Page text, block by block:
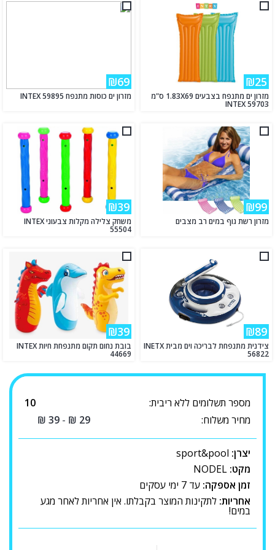
₪25
מזרון ים מתנפח בצבעים 1.83X69 ס"מ
INTEX 59703
₪69
מזרון ים כוסות מתנפח INTEX 59895
₪99
מזרון רשת גוף במים רב מצבים
₪39
משחק צלילה מקלות צבעוני INTEX
55504
₪89
צידנית מתנפחת לבריכה וים מבית INETX
56822
₪39
בובת נחום תקום מתנפחת חיות INTEX
44669
מספר תשלומים ללא ריבית:
10
מחיר משלוח:
₪ 29
-
₪ 39
יצרן: sport&pool
מקט: NODEL
זמן אספקה: עד 7 ימי עסקים
אחריות: לתקינות המוצר בקבלתו. אין אחריות לאחר מגע
במים!